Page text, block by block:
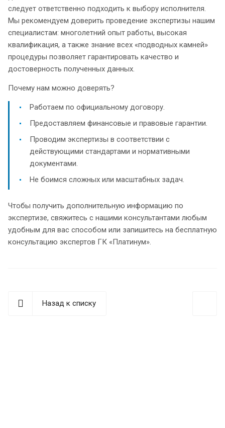
следует ответственно подходить к выбору исполнителя.
Мы рекомендуем доверить проведение экспертизы нашим
специалистам: многолетний опыт работы, высокая
квалификация, а также знание всех «подводных камней»
процедуры позволяет гарантировать качество и
достоверность полученных данных.
Почему нам можно доверять?
Работаем по официальному договору.
Предоставляем финансовые и правовые гарантии.
Проводим экспертизы в соответствии с
действующими стандартами и нормативными
документами.
Не боимся сложных или масштабных задач.
Чтобы получить дополнительную информацию по
экспертизе, свяжитесь с нашими консультантами любым
удобным для вас способом или запишитесь на бесплатную
консультацию экспертов ГК «Платинум».
Назад к списку